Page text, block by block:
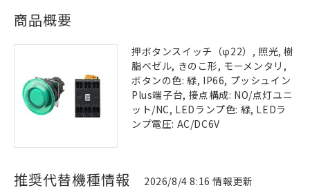
商品概要
押ボタンスイッチ（φ22）, 照光, 樹
脂ベゼル, きのこ形, モーメンタリ,
ボタンの色: 緑, IP66, プッシュイン
Plus端子台, 接点構成: NO/点灯ユニ
ット/NC, LEDランプ色: 緑, LEDラ
ンプ電圧: AC/DC6V
推奨代替機種情報 2026/8/4 8:16 情報更新